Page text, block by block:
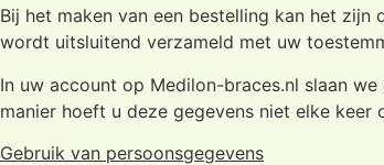
Bij het maken van een bestelling kan het
wordt uitsluitend verzameld met uw
In uw account op Medilon-braces.nl slaan
manier hoeft u deze gegevens niet elke
Gebruik van persoonsgegevens